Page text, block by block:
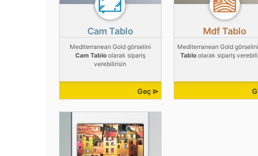
Cam Tablo
Mediterranean Gold görselini
Cam Tabloolarak sipariş
verebilirisin
Geç ⊳
Mdf Tablo
Mediterranean Gold
Tablo olarak sipariş